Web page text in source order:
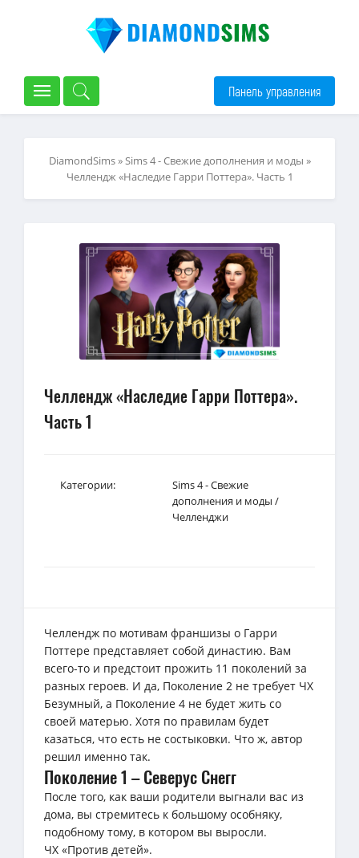
Панель управления
DiamondSims»Sims 4 - Свежие дополнения и моды »
Челлендж «Наследие Гарри Поттера». Часть 1
Челлендж «Наследие Гарри Поттера».
Часть 1
Категории:
Sims 4 - Свежие
дополнения и моды /
Челленджи
Челлендж по мотивам франшизы о Гарри
Поттере представляет собой династию. Вам
всего-то и предстоит прожить 11 поколений за
разных героев. И да, Поколение 2 не требует ЧХ
Безумный, а Поколение 4 не будет жить со
своей матерью. Хотя по правилам будет
казаться, что есть не состыковки. Что ж, автор
решил именно так.
Поколение 1 – Северус Снегг
После того, как ваши родители выгнали вас из
дома, вы стремитесь к большому особняку,
подобному тому, в котором вы выросли.
ЧХ «Против детей».